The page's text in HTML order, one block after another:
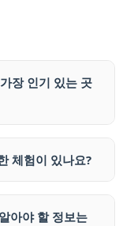
장 인기 있는 곳
체험이 있나요?
아야 할 정보는